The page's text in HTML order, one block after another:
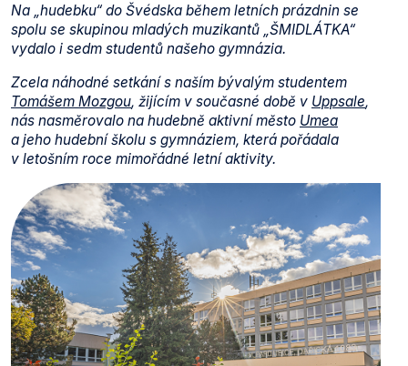
Na „hudebku“ do Švédska během letních prázdnin se
spolu se skupinou mladých muzikantů „ŠMIDLÁTKA“
vydalo i sedm studentů našeho gymnázia.
Zcela náhodné setkání s naším bývalým studentem
Tomášem Mozgou, žijícím v současné době v Uppsale,
nás nasměrovalo na hudebně aktivní město Umea
a jeho hudební školu s gymnáziem, která pořádala
v letošním roce mimořádné letní aktivity.